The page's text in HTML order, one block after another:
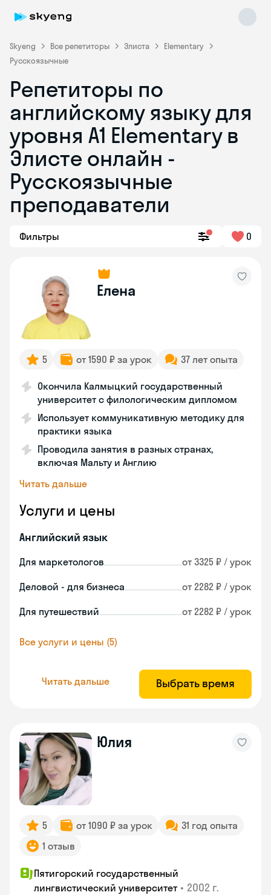
Skyeng Все репетиторы Элиста
Elementary
Русскоязычные
Репетиторы по
английскому языку для
уровня A1 Elementary в
Элисте онлайн -
Русскоязычные
преподаватели
Фильтры 0
Елена
5 от 1590 ₽ за урок 37 лет опыта
Окончила Калмыцкий государственный
университет с филологическим дипломом
Использует коммуникативную методику для
практики языка
Проводила занятия в разных странах,
включая Мальту и Англию
Читать дальше
Услуги и цены
Английский язык
Для маркетологов от 3325 ₽ / урок
Деловой - для бизнеса от 2282 ₽ / урок
Для путешествий от 2282 ₽ / урок
Все услуги и цены (5)
Читать дальше Выбрать время
Юлия
5 от 1090 ₽ за урок
31 год опыта
1 отзыв
Пятигорский государственный
лингвистический университет • 2002 г.
Skyeng Chat